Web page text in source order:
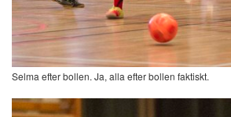
Selma efter bollen. Ja, alla efter bollen faktiskt.